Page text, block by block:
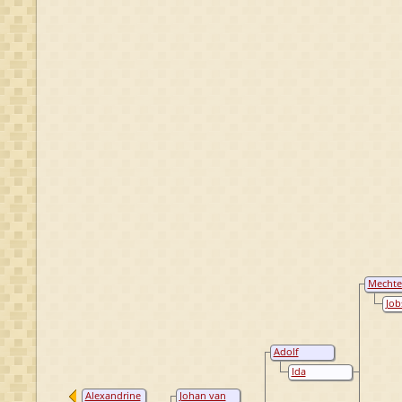
van
Adolf
Werner van
Pallandt
Ida
Margaretha
Johan van
Alexandrine